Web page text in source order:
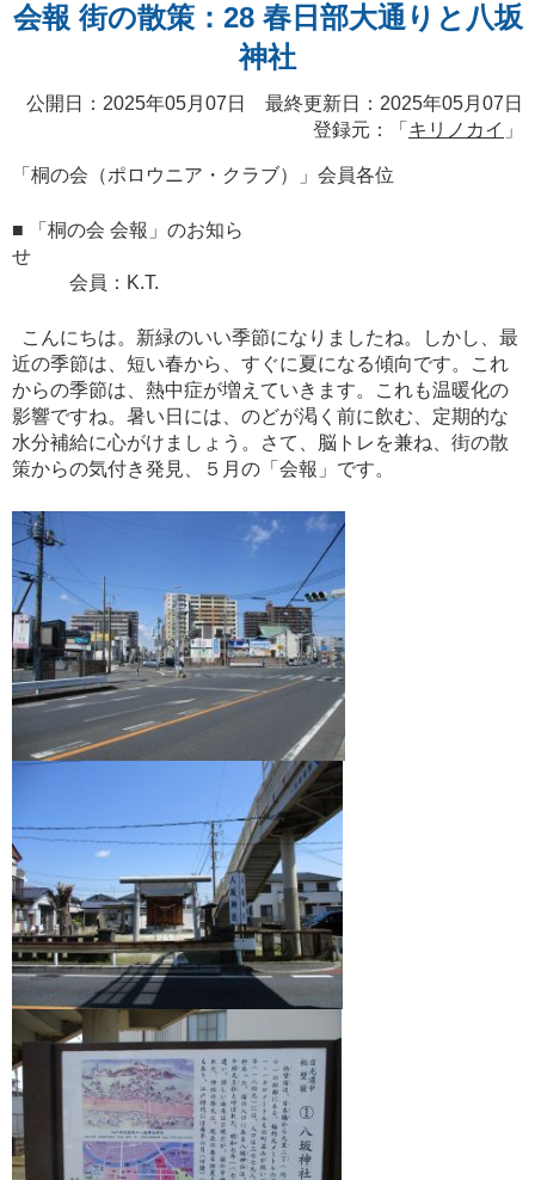
会報 街の散策：28 春日部大通りと八坂
神社
公開日：2025年05月07日 最終更新日：2025年05月07日
登録元：「 キリノカイ 」
「桐の会（ポロウニア・クラブ）」会員各位
■ 「桐の会 会報」のお知ら
せ
会員：K.T.
こんにちは。新緑のいい季節になりましたね。しかし、最
近の季節は、短い春から、すぐに夏になる傾向です。これ
からの季節は、熱中症が増えていきます。これも温暖化の
影響ですね。暑い日には、のどが渇く前に飲む、定期的な
水分補給に心がけましょう。さて、脳トレを兼ね、街の散
策からの気付き発見、５月の「会報」です。